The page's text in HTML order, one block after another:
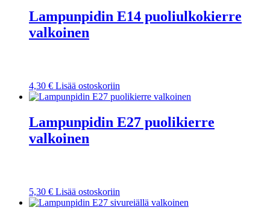
Lampunpidin E14 puoliulkokierre
valkoinen
4,30 € Lisää ostoskoriin
Lampunpidin E27 puolikierre
valkoinen
5,30 € Lisää ostoskoriin